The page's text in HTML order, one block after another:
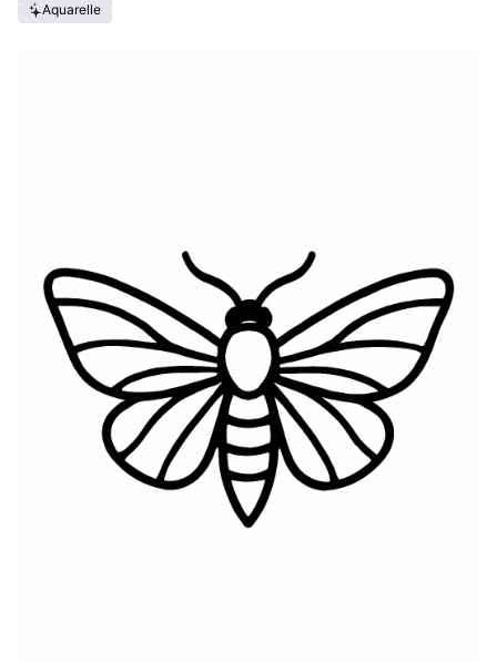
Aquarelle